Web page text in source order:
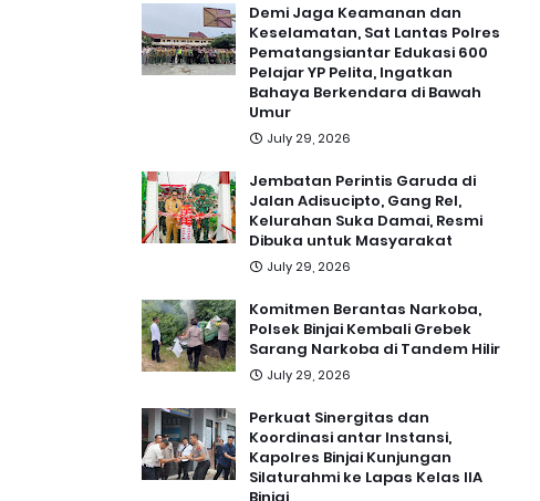
Demi Jaga Keamanan dan
Keselamatan, Sat Lantas Polres
Pematangsiantar Edukasi 600
Pelajar YP Pelita, Ingatkan
Bahaya Berkendara di Bawah
Umur
July 29, 2026
Jembatan Perintis Garuda di
Jalan Adisucipto, Gang Rel,
Kelurahan Suka Damai, Resmi
Dibuka untuk Masyarakat
July 29, 2026
Komitmen Berantas Narkoba,
Polsek Binjai Kembali Grebek
Sarang Narkoba di Tandem Hilir
July 29, 2026
Perkuat Sinergitas dan
Koordinasi antar Instansi,
Kapolres Binjai Kunjungan
Silaturahmi ke Lapas Kelas IIA
Binjai